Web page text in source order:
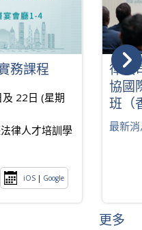
務課程
22日 (星期
律人才培訓學
iOS | Google
律政
協國
班（
最新
更多